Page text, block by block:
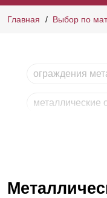
Главная Выбор по
ограждения
металлические
ограждение
изготовление